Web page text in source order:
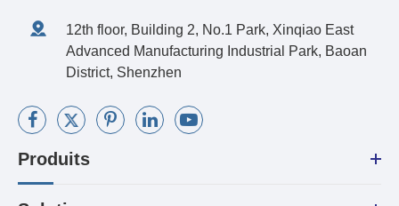
12th floor, Building 2, No.1 Park, Xinqiao East
Advanced Manufacturing Industrial Park, Baoan
District, Shenzhen
Produits